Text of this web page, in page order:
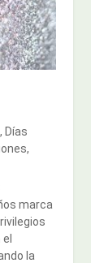
, Días
,
marca
la